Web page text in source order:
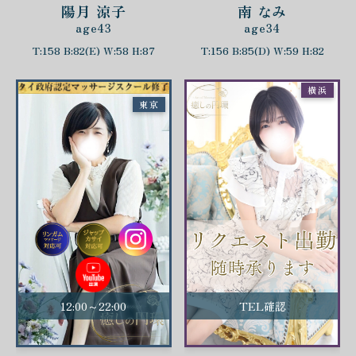
陽月 涼子
age43
T:158 B:82(E) W:58 H:87
南 なみ
age34
T:156 B:85(D) W:59 H:82
12:00～22:00
東京
TEL確認
横浜